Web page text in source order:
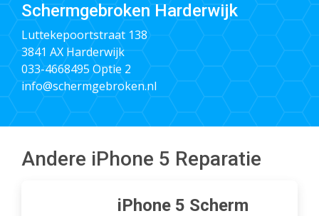
Schermgebroken Harderwijk
Luttekepoortstraat 138
3841 AX Harderwijk
033-4668495 Optie 2
info@schermgebroken.nl
Andere iPhone 5 Reparatie
iPhone 5 Scherm